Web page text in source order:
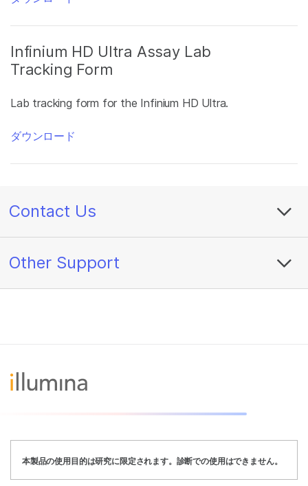
Infinium HD Ultra Assay Lab
Tracking Form
Lab tracking form for the Infinium HD Ultra.
ダウンロード
Contact Us
Other Support
本製品の使用目的は研究に限定されます。診断での使用はできません。